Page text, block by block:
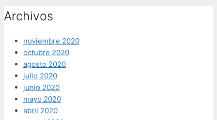
Archivos
noviembre 2020
octubre 2020
agosto 2020
julio 2020
junio 2020
mayo 2020
abril 2020